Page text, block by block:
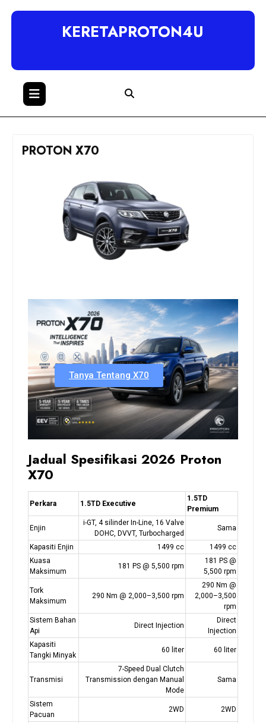
KERETAPROTON4U
PROTON X70
Jadual Spesifikasi 2026 Proton
X70
Perkara 1.5TD Executive
1.5TD
Premium
Enjin
i-GT, 4 silinder In-Line, 16 Valve
DOHC, DVVT, Turbocharged
Sama
Kapasiti Enjin 1499 cc
1499 cc
Kuasa
Maksimum
181 PS @ 5,500 rpm
181 PS @
5,500 rpm
Tork
Maksimum
290 Nm @ 2,000–3,500 rpm
290 Nm @
2,000–3,500
rpm
Sistem Bahan
Api
Direct Injection
Direct
Injection
Kapasiti
Tangki Minyak
60 liter 60 liter
Transmisi
7-Speed Dual Clutch
Transmission dengan Manual
Mode
Sama
Sistem
Pacuan
2WD 2WD
Tanya Tentang X70